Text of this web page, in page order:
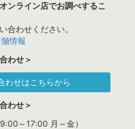
ンライン店でお調べするこ
合わせください。
情報
わせ＞
わせはこちらから
わせ＞
～17:00 月～金）